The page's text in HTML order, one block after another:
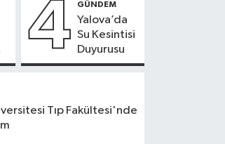
4 GÜNDEM
Yalova’da
Su Kesintisi
Duyurusu
Tıp Fakültesi'nde